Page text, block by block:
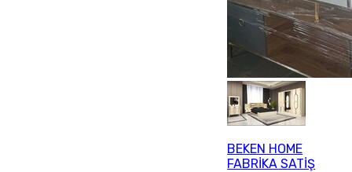
BEKEN HOME
FABRİKA SATİŞ